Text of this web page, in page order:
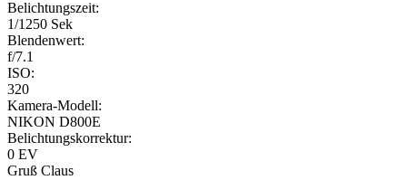
Belichtungszeit:
1/1250 Sek
Blendenwert:
f/7.1
ISO:
320
Kamera-Modell:
NIKON D800E
Belichtungskorrektur:
0 EV
Gruß Claus